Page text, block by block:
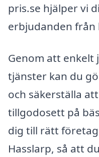
pris.se hjälper vi
erbjudanden från
Genom att enkelt
tjänster kan du
och säkerställa
tillgodosett på
dig till rätt
Hasslarp, så att